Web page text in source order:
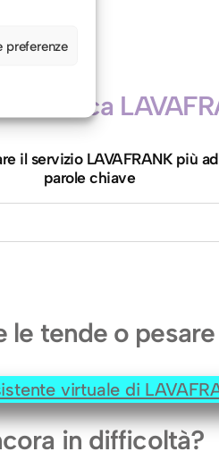
preferenze
di ricerca
il servizio LAVAFRANK più
parole chiave
le tende o
virtuale di
in difficoltà?